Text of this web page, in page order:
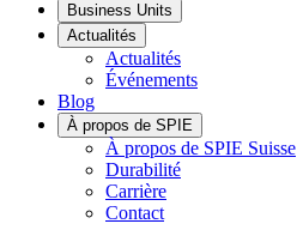
Business Units
Actualités
Actualités
Événements
Blog
À propos de SPIE
À propos de SPIE Suisse
Durabilité
Carrière
Contact